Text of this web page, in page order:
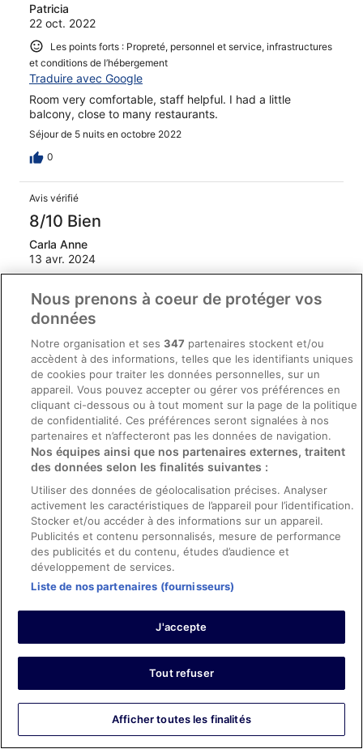
Patricia
22 oct. 2022
Les points forts : Propreté, personnel et service, infrastructures
et conditions de l’hébergement
Traduire avec Google
Room very comfortable, staff helpful. I had a little
balcony, close to many restaurants.
Séjour de 5 nuits en octobre 2022
0
Avis vérifié
8/10 Bien
Carla Anne
13 avr. 2024
et infrastructures et conditions de l’hébergement
Traduire avec Google
small but very well laid put and organized, every square
inch made useful
Séjour de 6 nuits en avril 2024
0
Avis vérifié
10/10 Excellent
Jody
16 juil. 2023
Les points forts : Propreté, personnel et service, infrastructures
et conditions de l’hébergement
Traduire avec Google
A little off the touristy beaten path, but walkable to a
was very helpful and friendly.
10/10 Excellent
Nous prenons à coeur de protéger vos
données
Notre organisation et ses347 partenaires stockent et/ou
accèdent à des informations, telles que les identifiants uniques
de cookies pour traiter les données personnelles, sur un
appareil. Vous pouvez accepter ou gérer vos préférences en
cliquant ci-dessous ou à tout moment sur la page de la politique
de confidentialité. Ces préférences seront signalées à nos
partenaires et n’affecteront pas les données de navigation.
Nos équipes ainsi que nos partenaires externes, traitent
des données selon les finalités suivantes :
Utiliser des données de géolocalisation précises. Analyser
activement les caractéristiques de l’appareil pour l’identification.
Stocker et/ou accéder à des informations sur un appareil.
Publicités et contenu personnalisés, mesure de performance
des publicités et du contenu, études d’audience et
développement de services.
Liste de nos partenaires (fournisseurs)
J'accepte
Tout refuser
Afficher toutes les finalités